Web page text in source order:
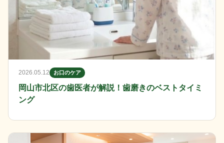
2026.05.12 お口のケア
岡山市北区の歯医者が解説！歯磨きのベストタイミ
ング